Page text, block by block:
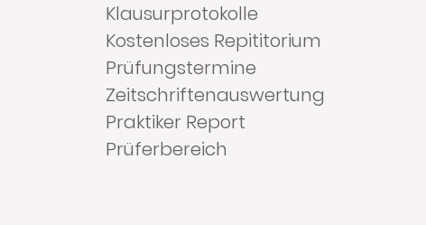
Klausurprotokolle
Kostenloses Repititorium
Prüfungstermine
Zeitschriftenauswertung
Praktiker Report
Prüferbereich